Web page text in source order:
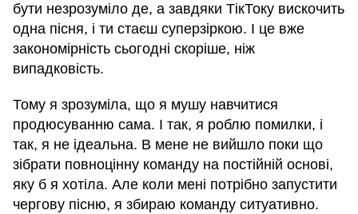
бути незрозуміло де, а завдяки ТікТоку вискочить
одна пісня, і ти стаєш суперзіркою. І це вже
закономірність сьогодні скоріше, ніж
випадковість.
Тому я зрозуміла, що я мушу навчитися
продюсуванню сама. І так, я роблю помилки, і
так, я не ідеальна. В мене не вийшло поки що
зібрати повноцінну команду на постійній основі,
яку б я хотіла. Але коли мені потрібно запустити
чергову пісню, я збираю команду ситуативно.